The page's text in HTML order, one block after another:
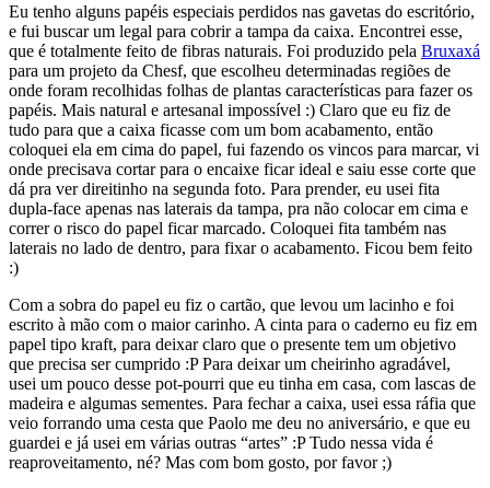
Eu tenho alguns papéis especiais perdidos nas gavetas do escritório,
e fui buscar um legal para cobrir a tampa da caixa. Encontrei esse,
que é totalmente feito de fibras naturais. Foi produzido pela Bruxaxá
para um projeto da Chesf, que escolheu determinadas regiões de
onde foram recolhidas folhas de plantas características para fazer os
papéis. Mais natural e artesanal impossível :) Claro que eu fiz de
tudo para que a caixa ficasse com um bom acabamento, então
coloquei ela em cima do papel, fui fazendo os vincos para marcar, vi
onde precisava cortar para o encaixe ficar ideal e saiu esse corte que
dá pra ver direitinho na segunda foto. Para prender, eu usei fita
dupla-face apenas nas laterais da tampa, pra não colocar em cima e
correr o risco do papel ficar marcado. Coloquei fita também nas
laterais no lado de dentro, para fixar o acabamento. Ficou bem feito
:)
Com a sobra do papel eu fiz o cartão, que levou um lacinho e foi
escrito à mão com o maior carinho. A cinta para o caderno eu fiz em
papel tipo kraft, para deixar claro que o presente tem um objetivo
que precisa ser cumprido :P Para deixar um cheirinho agradável,
usei um pouco desse pot-pourri que eu tinha em casa, com lascas de
madeira e algumas sementes. Para fechar a caixa, usei essa ráfia que
veio forrando uma cesta que Paolo me deu no aniversário, e que eu
guardei e já usei em várias outras “artes” :P Tudo nessa vida é
reaproveitamento, né? Mas com bom gosto, por favor ;)